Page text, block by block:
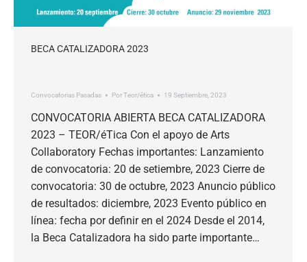
BECA CATALIZADORA 2023
Convocatorias Pasadas PorTeor/ética 19 Septiembre, 2023
CONVOCATORIA ABIERTA BECA CATALIZADORA
2023 – TEOR/éTica Con el apoyo de Arts
Collaboratory Fechas importantes: Lanzamiento
de convocatoria: 20 de setiembre, 2023 Cierre de
convocatoria: 30 de octubre, 2023 Anuncio público
de resultados: diciembre, 2023 Evento público en
línea: fecha por definir en el 2024 Desde el 2014,
la Beca Catalizadora ha sido parte importante…